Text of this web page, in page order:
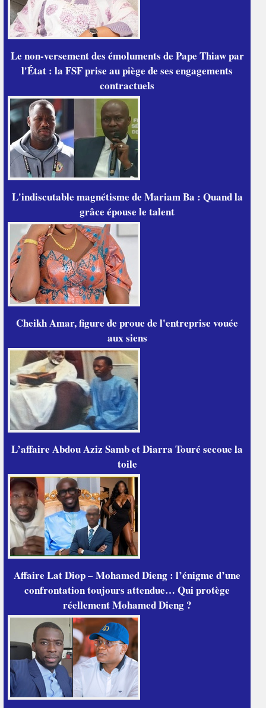
Le non-versement des émoluments de Pape Thiaw par
l'État : la FSF prise au piège de ses engagements
contractuels
L'indiscutable magnétisme de Mariam Ba : Quand la
grâce épouse le talent
Cheikh Amar, figure de proue de l'entreprise vouée
aux siens
L’affaire Abdou Aziz Samb et Diarra Touré secoue la
toile
Affaire Lat Diop – Mohamed Dieng : l’énigme d’une
confrontation toujours attendue… Qui protège
réellement Mohamed Dieng ?